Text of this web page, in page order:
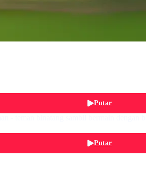
Putar
Putar